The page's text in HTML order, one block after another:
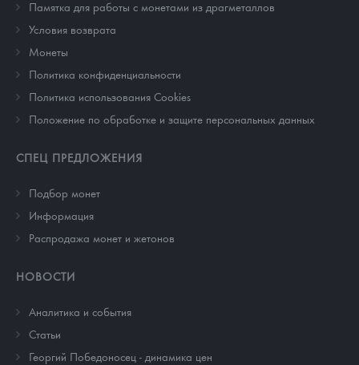
Памятка для работы с монетами из драгметаллов
Условия возврата
Монеты
Политика конфиденциальности
Политика использования Cookies
Положение по обработке и защите персональных данных
СПЕЦ ПРЕДЛОЖЕНИЯ
Подбор монет
Информация
Распродажа монет и жетонов
НОВОСТИ
Аналитика и события
Cтатьи
Георгий Победоносец - динамика цен